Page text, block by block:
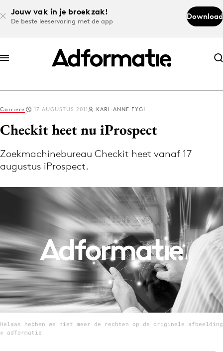
Jouw vak in je broekzak!
De beste leeservaring met de app
Download
Abonneer nu
Abonneer nu
Log in
Download de app
Volg het laatste nieuws via de Adformatie
Menu
Home
9 sept: GenAI-training
12 nov: MarketingLive!
Adverteren
Carriere 17 AUGUSTUS 2011 KARI-ANNE FYGI
Checkit heet nu iProspect
Zoekmachinebureau Checkit heet vanaf 17
augustus iProspect.
Helaas hebben we niet meer de rechten op de originele afbeelding
© adformatie